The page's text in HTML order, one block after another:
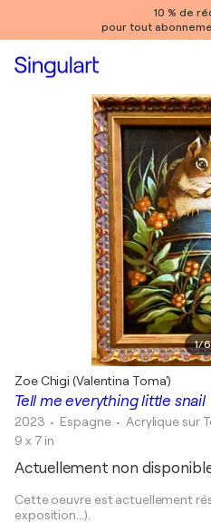
10 % de
pour tout
1/6
Tell me everything little snail
Zoe Chigi (Valentina Toma')
2023 • Espagne • Acrylique sur
9 x 7 in
Actuellement non
Cette oeuvre est actuellement
exposition...).